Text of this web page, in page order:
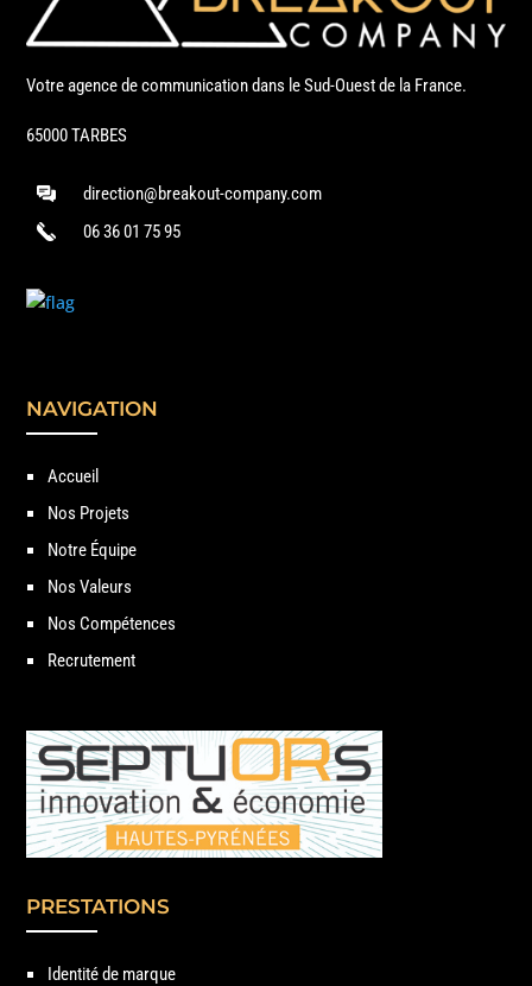
Votre agence de communication dans le Sud-Ouest de la France.
65000 TARBES
direction@breakout-company.com
06 36 01 75 95
NAVIGATION
Accueil
Nos Projets
Notre Équipe
Nos Valeurs
Nos Compétences
Recrutement
PRESTATIONS
Identité de marque